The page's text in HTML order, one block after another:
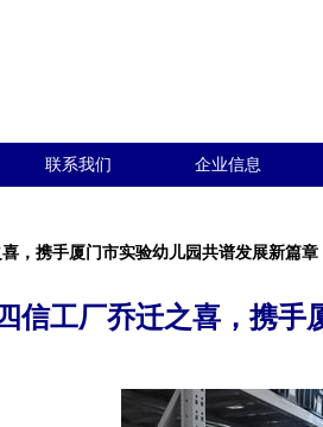
联系我们 企业信息
，携手厦门市实验幼儿园共谱发展新篇章
信工厂乔迁之喜，携手